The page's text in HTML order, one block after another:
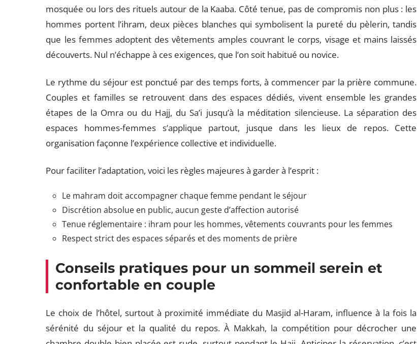
mosquée ou lors des rituels autour de la Kaaba. Côté tenue, pas de compromis non plus : les
hommes portent l’ihram, deux pièces blanches qui symbolisent la pureté du pèlerin, tandis
que les femmes adoptent des vêtements amples couvrant le corps, visage et mains laissés
découverts. Nul n’échappe à ces exigences, que l’on soit habitué ou novice.
Le rythme du séjour est ponctué par des temps forts, à commencer par la prière commune.
Couples et familles se retrouvent dans des espaces dédiés, vivent ensemble les grandes
étapes de la Omra ou du Hajj, du Sa’i jusqu’à la méditation silencieuse. La séparation des
espaces hommes-femmes s’applique partout, jusque dans les lieux de repos. Cette
organisation façonne l’expérience collective et individuelle.
Pour faciliter l’adaptation, voici les règles majeures à garder à l’esprit :
Le mahram doit accompagner chaque femme pendant le séjour
Discrétion absolue en public, aucun geste d’affection autorisé
Tenue réglementaire : ihram pour les hommes, vêtements couvrants pour les femmes
Respect strict des espaces séparés et des moments de prière
Conseils pratiques pour un sommeil serein et
confortable en couple
Le choix de l’hôtel, surtout à proximité immédiate du Masjid al-Haram, influence à la fois la
sérénité du séjour et la qualité du repos. À Makkah, la compétition pour décrocher une